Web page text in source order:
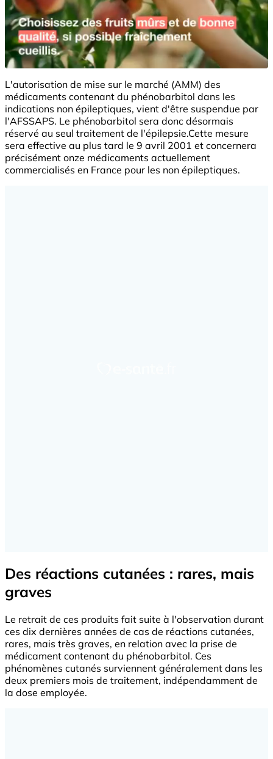
L'autorisation de mise sur le marché (AMM) des
médicaments contenant du phénobarbitol dans les
indications non épileptiques, vient d'être suspendue par
l'AFSSAPS. Le phénobarbitol sera donc désormais
réservé au seul traitement de l'épilepsie.Cette mesure
sera effective au plus tard le 9 avril 2001 et concernera
précisément onze médicaments actuellement
commercialisés en France pour les non épileptiques.
Des réactions cutanées : rares, mais
graves
Le retrait de ces produits fait suite à l'observation durant
ces dix dernières années de cas de réactions cutanées,
rares, mais très graves, en relation avec la prise de
médicament contenant du phénobarbitol. Ces
phénomènes cutanés surviennent généralement dans les
deux premiers mois de traitement, indépendamment de
la dose employée.